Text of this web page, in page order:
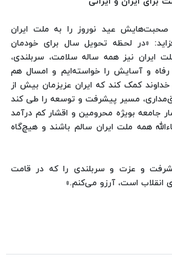
صحبت‌هایش عید نوروز را به ملت ایران
«در لحظه تحویل سال برای خودمان
ایران نیز همه ساله سلامت، سربلندی،
و آسایش را خواسته‌ایم و امسال هم
خداوند کمک کند که ایران عزیزمان بیش از
مسیر پیشرفت و توسعه را طی کند
جامعه بویژه محرومین و اقشار کم درآمد
همه ملت ایران سالم باشند و هیچ‌گاه
و عزت و سربلندی را که در قامت
انقلاب است، آرزو می‌کنم.»